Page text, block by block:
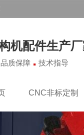
机配件生产
品质保障 . 技术指导
CNC非标定制